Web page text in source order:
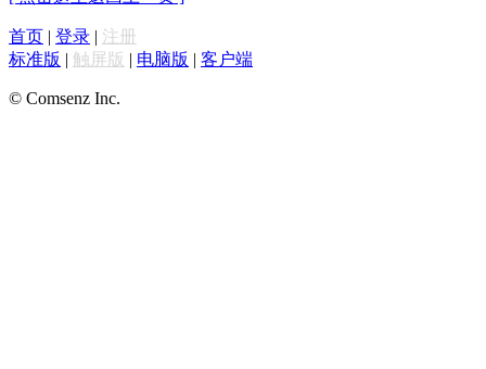
首页 | 登录 | 注册
标准版 | 触屏版 | 电脑版 | 客户端
© Comsenz Inc.